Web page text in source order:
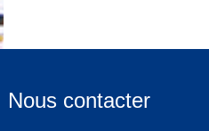
Nous contacter